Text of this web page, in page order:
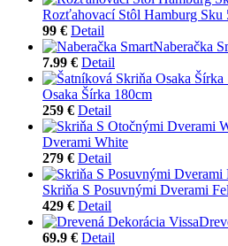
Rozťahovací Stôl Hamburg Sku
99 € Detail
Naberačka
7.99 € Detail
Osaka Šírka 180cm
259 € Detail
Dverami White
279 € Detail
Skriňa S Posuvnými Dverami
429 € Detail
69.9 € Detail